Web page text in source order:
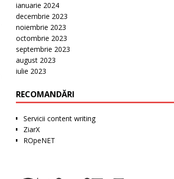
ianuarie 2024
decembrie 2023
noiembrie 2023
octombrie 2023
septembrie 2023
august 2023
iulie 2023
RECOMANDĂRI
Servicii content writing
ZiarX
ROpeNET